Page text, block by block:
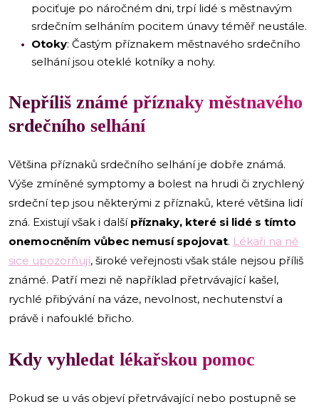
pociťuje po náročném dni, trpí lidé s městnavým
srdečním selháním pocitem únavy téměř neustále.
Otoky: Častým příznakem městnavého srdečního
selhání jsou oteklé kotníky a nohy.
Nepříliš známé příznaky městnavého
srdečního selhání
Většina příznaků srdečního selhání je dobře známá.
Výše zmíněné symptomy a bolest na hrudi či zrychlený
srdeční tep jsou některými z příznaků, které většina lidí
zná. Existují však i další příznaky, které si lidé s tímto
onemocněním vůbec nemusí spojovat. Lékaři na ně
sice upozorňují, široké veřejnosti však stále nejsou příliš
známé. Patří mezi ně například přetrvávající kašel,
rychlé přibývání na váze, nevolnost, nechutenství a
právě i nafouklé břicho.
Kdy vyhledat lékařskou pomoc
Pokud se u vás objeví přetrvávající nebo postupně se